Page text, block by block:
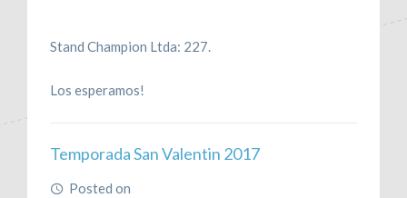
Stand Champion Ltda: 227.
Los esperamos!
Temporada San Valentin 2017
Posted on